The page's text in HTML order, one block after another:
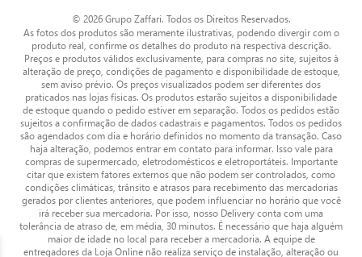
© 2026 Grupo Zaffari. Todos os Direitos Reservados.
As fotos dos produtos são meramente ilustrativas, podendo divergir com o
produto real, confirme os detalhes do produto na respectiva descrição.
Preços e produtos válidos exclusivamente, para compras no site, sujeitos à
alteração de preço, condições de pagamento e disponibilidade de estoque,
sem aviso prévio. Os preços visualizados podem ser diferentes dos
praticados nas lojas físicas. Os produtos estarão sujeitos a disponibilidade
de estoque quando o pedido estiver em separação. Todos os pedidos estão
sujeitos a confirmação de dados cadastrais e pagamentos. Todos os pedidos
são agendados com dia e horário definidos no momento da transação. Caso
haja alteração, podemos entrar em contato para informar. Isso vale para
compras de supermercado, eletrodomésticos e eletroportáteis. Importante
citar que existem fatores externos que não podem ser controlados, como
condições climáticas, trânsito e atrasos para recebimento das mercadorias
gerados por clientes anteriores, que podem influenciar no horário que você
irá receber sua mercadoria. Por isso, nosso Delivery conta com uma
tolerância de atraso de, em média, 30 minutos. É necessário que haja alguém
maior de idade no local para receber a mercadoria. A equipe de
entregadores da Loja Online não realiza serviço de instalação, alteração ou